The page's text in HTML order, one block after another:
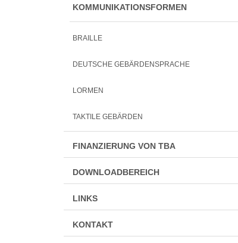
KOMMUNIKATIONSFORMEN
BRAILLE
DEUTSCHE GEBÄRDENSPRACHE
LORMEN
TAKTILE GEBÄRDEN
FINANZIERUNG VON TBA
DOWNLOADBEREICH
LINKS
KONTAKT